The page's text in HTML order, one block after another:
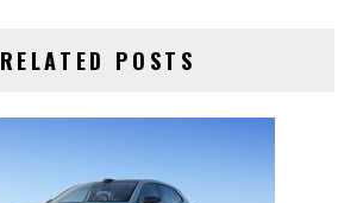
RELATED POSTS